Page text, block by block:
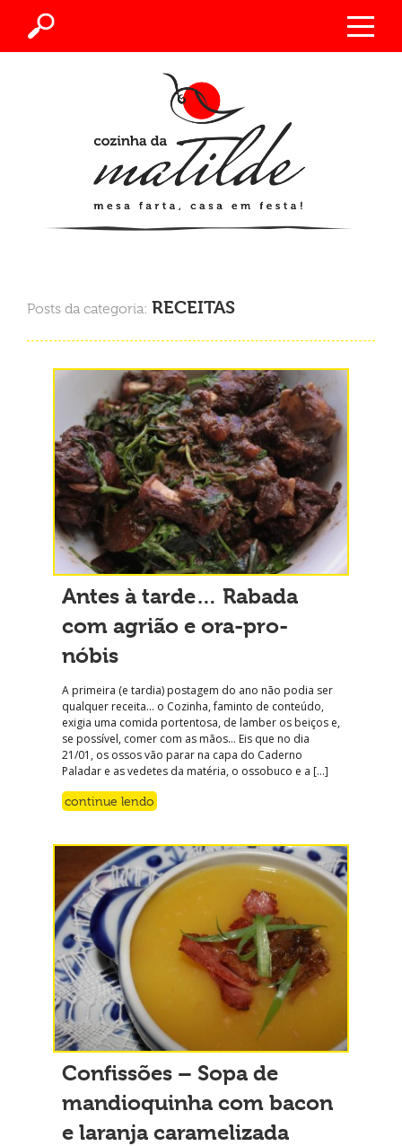
Posts da categoria: RECEITAS
Antes à tarde… Rabada
com agrião e ora-pro-
nóbis
A primeira (e tardia) postagem do ano não podia ser
qualquer receita… o Cozinha, faminto de conteúdo,
exigia uma comida portentosa, de lamber os beiços e,
se possível, comer com as mãos… Eis que no dia
21/01, os ossos vão parar na capa do Caderno
Paladar e as vedetes da matéria, o ossobuco e a […]
continue lendo
Confissões – Sopa de
mandioquinha com bacon
e laranja caramelizada